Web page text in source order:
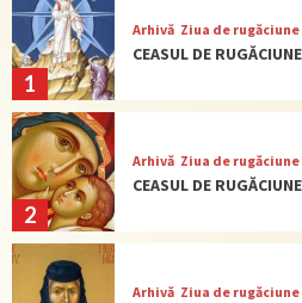
1
Arhivă Ziua de rugăciune
CEASUL DE
2
Arhivă Ziua de rugăciune
CEASUL DE
Arhivă Ziua de rugăciune